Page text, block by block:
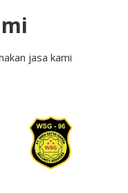
jasa kami